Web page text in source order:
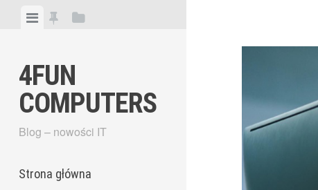
ViewViewView
4FUN
COMPUTERS
Blog – nowości IT
Strona główna